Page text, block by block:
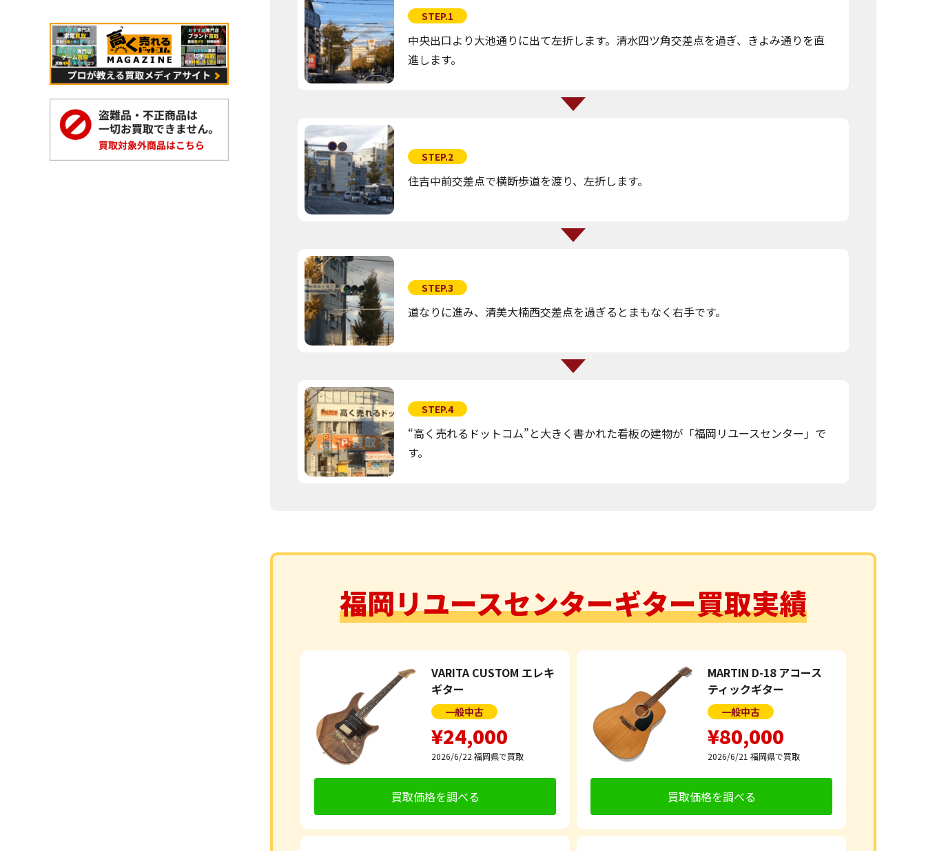
STEP.1
中央出口より大池通りに出て左折します。清水四ツ角交差点を過ぎ、きよみ通りを直
進します。
STEP.2
住吉中前交差点で横断歩道を渡り、左折します。
STEP.3
道なりに進み、清美大楠西交差点を過ぎるとまもなく右手です。
STEP.4
“高く売れるドットコム”と大きく書かれた看板の建物が「福岡リユースセンター」で
す。
福岡リユースセンターギター買取実績
VARITA CUSTOM エレキ
ギター
一般中古
¥24,000
2026/6/22 福岡県で買取
買取価格を調べる
MARTIN D-18 アコース
ティックギター
一般中古
¥80,000
2026/6/21 福岡県で買取
買取価格を調べる